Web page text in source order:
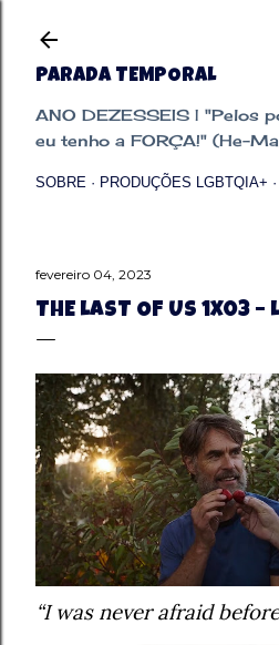
PARADA TEMPORAL
ANO DEZESSEIS | "Pelos
eu tenho a FORÇA!" (He-
SOBRE PRODUÇÕES LGBTQIA+
fevereiro 04, 2023
THE LAST OF US 1X03 –
“I was never afraid